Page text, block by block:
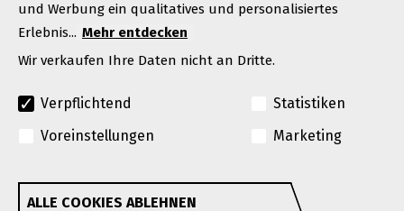
© Urheberrecht 2026. Alle Rechte vorbehalten
A Manitou Group Brand
GEHL behält sich das Recht vor, jederzeit und ohne
und Werbung ein qualitatives und personalisiertes
Erlebnis... Mehr entdecken
Wir verkaufen Ihre Daten nicht an Dritte.
Verpflichtend
Statistiken
Voreinstellungen
Marketing
ALLE COOKIES ABLEHNEN
Withdraw consent